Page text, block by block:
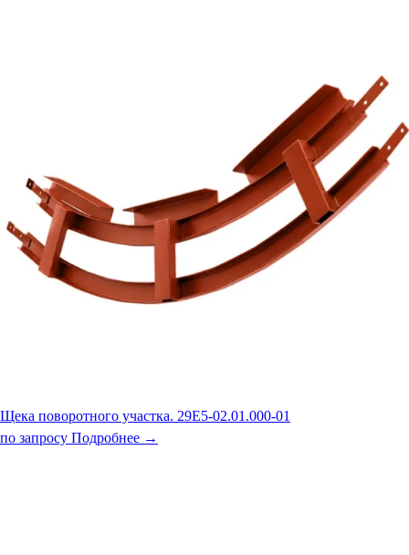
Щека поворотного участка. 29Е5-02.01.000-01
по запросу Подробнее →